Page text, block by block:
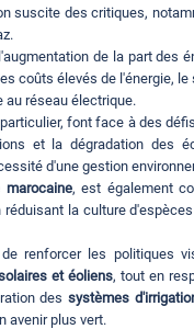
suscite des critiques,
de la part des
coûts élevés de l'énergie,
réseau électrique.
font face à des
et la dégradation des
d'une gestion
marocaine, est également
la culture
renforcer les politiques
et éoliens, tout en
des systèmes
avenir plus vert.